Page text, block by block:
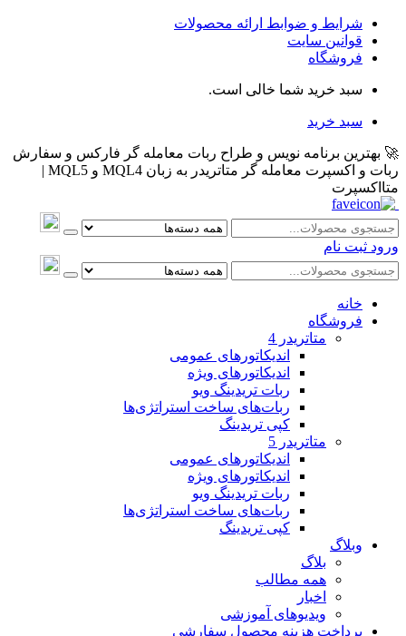
شرایط و ضوابط ارائه محصولات
قوانین سایت
فروشگاه
سبد خرید شما خالی است.
سبد خرید
🚀 بهترین برنامه نویس و طراح ربات معامله گر فارکس و سفارش
ربات و اکسپرت معامله گر متاتریدر به زبان MQL4 و MQL5 |
متااکسپرت
ورود ثبت نام
خانه
فروشگاه
متاتريدر 4
اندیکاتورهای عمومی
اندیکاتورهای ویژه
ربات تریدینگ ویو
ربات‌های ساخت استراتژی‌ها
کپی تریدینگ
متاتريدر 5
اندیکاتورهای عمومی
اندیکاتورهای ویژه
ربات تریدینگ ویو
ربات‌های ساخت استراتژی‌ها
کپی تریدینگ
وبلاگ
بلاگ
همه مطالب
اخبار
ویدیوهای آموزشی
پرداخت هزینه محصول سفارشی